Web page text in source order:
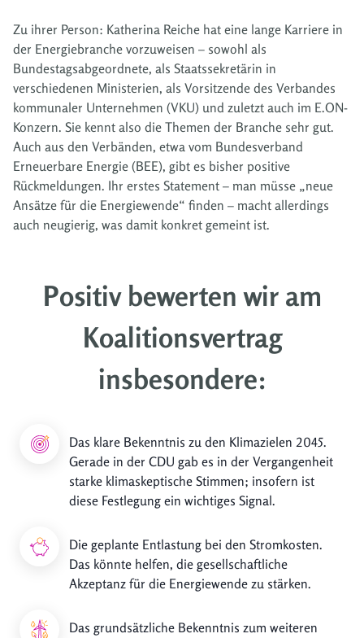
Zu ihrer Person: Katherina Reiche hat eine lange Karriere in
der Energiebranche vorzuweisen – sowohl als
Bundestagsabgeordnete, als Staatssekretärin in
verschiedenen Ministerien, als Vorsitzende des Verbandes
kommunaler Unternehmen (VKU) und zuletzt auch im E.ON-
Konzern. Sie kennt also die Themen der Branche sehr gut.
Auch aus den Verbänden, etwa vom Bundesverband
Erneuerbare Energie (BEE), gibt es bisher positive
Rückmeldungen. Ihr erstes Statement – man müsse „neue
Ansätze für die Energiewende“ finden – macht allerdings
auch neugierig, was damit konkret gemeint ist.
Positiv bewerten wir am
Koalitionsvertrag
insbesondere:
Das klare Bekenntnis zu den Klimazielen 2045.
Gerade in der CDU gab es in der Vergangenheit
starke klimaskeptische Stimmen; insofern ist
diese Festlegung ein wichtiges Signal.
Die geplante Entlastung bei den Stromkosten.
Das könnte helfen, die gesellschaftliche
Akzeptanz für die Energiewende zu stärken.
Das grundsätzliche Bekenntnis zum weiteren